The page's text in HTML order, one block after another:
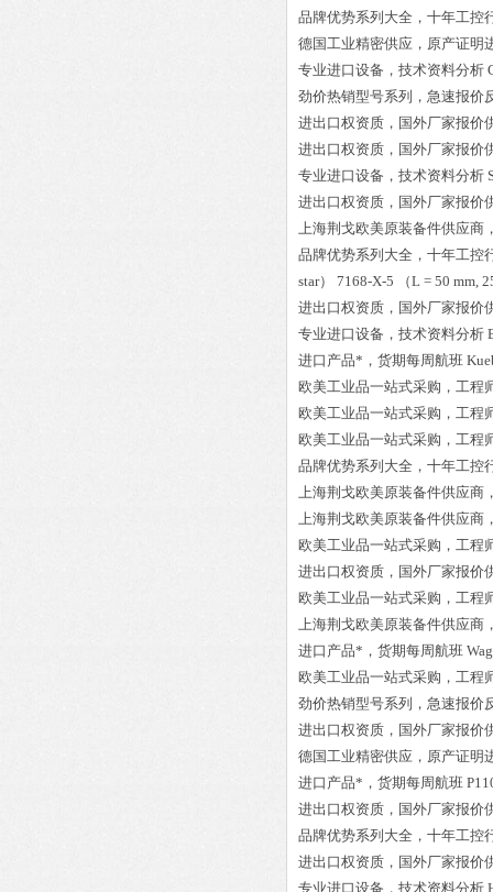
品牌优势系列大全，十年工控
德国工业精密供应，原产证明
专业进口设备，技术资料分析
劲价热销型号系列，急速报价
进出口权资质，国外厂家报价
进出口权资质，国外厂家报价
专业进口设备，技术资料分析
进出口权资质，国外厂家报价
上海荆戈欧美原装备件供应商
品牌优势系列大全，十年工控
star） 7168-X-5 （L = 50 mm,
进出口权资质，国外厂家报价
专业进口设备，技术资料分析
进口产品*，货期每周航班
欧美工业品一站式采购，工程
欧美工业品一站式采购，工程
欧美工业品一站式采购，工程
品牌优势系列大全，十年工控
上海荆戈欧美原装备件供应商
上海荆戈欧美原装备件供应商
欧美工业品一站式采购，工程
进出口权资质，国外厂家报价
欧美工业品一站式采购，工程
上海荆戈欧美原装备件供应商
进口产品*，货期每周航班
欧美工业品一站式采购，工程
劲价热销型号系列，急速报价
进出口权资质，国外厂家报价
德国工业精密供应，原产证明
进口产品*，货期每周航班
进出口权资质，国外厂家报价
品牌优势系列大全，十年工控
进出口权资质，国外厂家报价
专业进口设备，技术资料分析